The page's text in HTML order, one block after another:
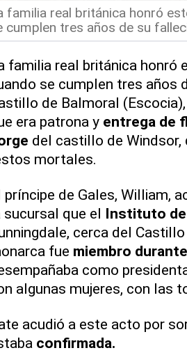
familia real británica honró
cumplen tres años de su
familia real británica honró
se cumplen tres años
de Balmoral
era patrona y entrega de
del castillo de Windsor,
mortales.
príncipe de Gales, William,
sucursal que el Instituto
cerca del
fue miembro
como
algunas mujeres, con las
acudió a este acto por
confirmada.